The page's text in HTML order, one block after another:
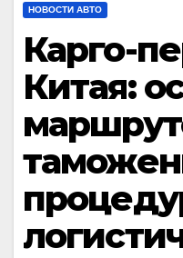
НОВОСТИ АВТО
Карго-
Китая: